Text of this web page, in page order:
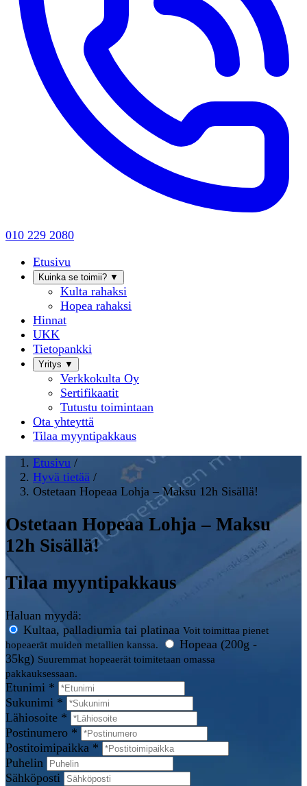
010 229 2080
Etusivu
Kuinka se toimii? ▼
Kulta rahaksi
Hopea rahaksi
Hinnat
UKK
Tietopankki
Yritys ▼
Verkkokulta Oy
Sertifikaatit
Tutustu toimintaan
Ota yhteyttä
Tilaa myyntipakkaus
Etusivu /
Hyvä tietää /
Ostetaan Hopeaa Lohja – Maksu 12h Sisällä!
Ostetaan Hopeaa Lohja – Maksu
12h Sisällä!
Tilaa myyntipakkaus
Haluan myydä:
Kultaa, palladiumia tai platinaa Voit toimittaa pienet
hopeaerät muiden metallien kanssa.
Hopeaa (200g -
35kg) Suuremmat hopeaerät toimitetaan omassa
pakkauksessaan.
Etunimi *
Sukunimi *
Lähiosoite *
Postinumero *
Postitoimipaikka *
Puhelin
Sähköposti